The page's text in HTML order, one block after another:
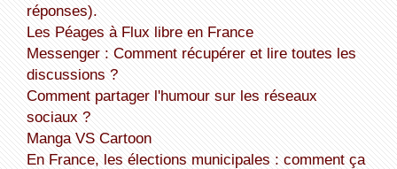
réponses).
Les Péages à Flux libre en France
Messenger : Comment récupérer et lire toutes les
discussions ?
Comment partager l'humour sur les réseaux
sociaux ?
Manga VS Cartoon
En France, les élections municipales : comment ça